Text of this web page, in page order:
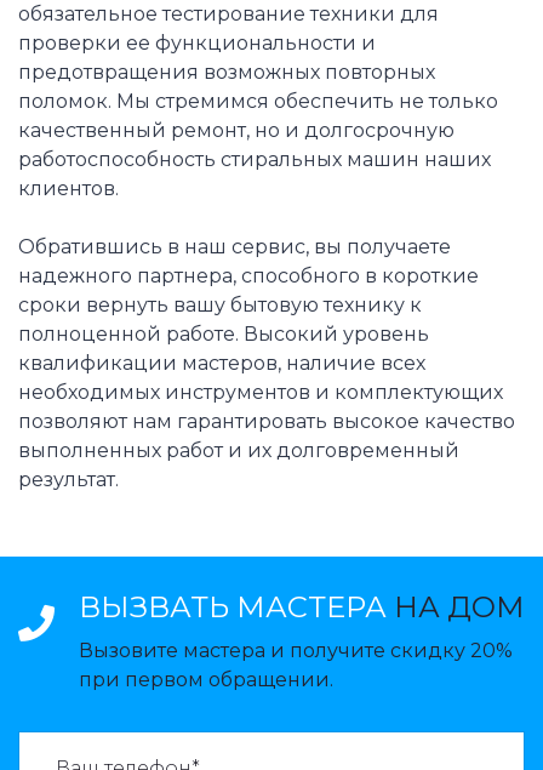
обязательное тестирование техники для
проверки ее функциональности и
предотвращения возможных повторных
поломок. Мы стремимся обеспечить не только
качественный ремонт, но и долгосрочную
работоспособность стиральных машин наших
клиентов.
Обратившись в наш сервис, вы получаете
надежного партнера, способного в короткие
сроки вернуть вашу бытовую технику к
полноценной работе. Высокий уровень
квалификации мастеров, наличие всех
необходимых инструментов и комплектующих
позволяют нам гарантировать высокое качество
выполненных работ и их долговременный
результат.
ВЫЗВАТЬ МАСТЕРА НА ДОМ
Вызовите мастера и получите скидку 20%
при первом обращении.